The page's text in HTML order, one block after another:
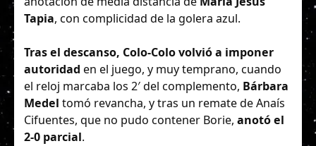
Tapia, con complicidad de la golera azul.
Tras el descanso, Colo-Colo volvió a imponer
autoridad en el juego, y muy temprano, cuando
el reloj marcaba los 2′ del complemento, Bárbara
Medel tomó revancha, y tras un remate de Anaís
Cifuentes, que no pudo contener Borie, anotó el
2-0 parcial.